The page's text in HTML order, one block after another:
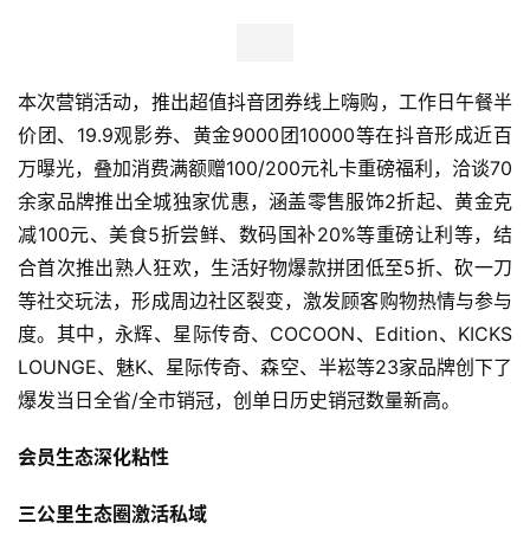
首
本次营销活动，推出超值抖音团券线上嗨购，工作日午餐半
价团、19.9观影券、黄金9000团10000等在抖音形成近百
万曝光，叠加消费满额赠100/200元礼卡重磅福利，洽谈70
余家品牌推出全城独家优惠，涵盖零售服饰2折起、黄金克
减100元、美食5折尝鲜、数码国补20%等重磅让利等，结
合首次推出熟人狂欢，生活好物爆款拼团低至5折、砍一刀
等社交玩法，形成周边社区裂变，激发顾客购物热情与参与
度。其中，永辉、星际传奇、COCOON、Edition、KICKS
LOUNGE、魅K、星际传奇、森空、半崧等23家品牌创下了
爆发当日全省/全市销冠，创单日历史销冠数量新高。
会员生态深化粘性
三公里生态圈激活私域